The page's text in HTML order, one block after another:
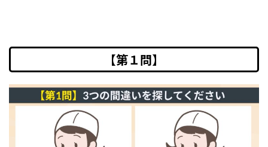
【第１問】